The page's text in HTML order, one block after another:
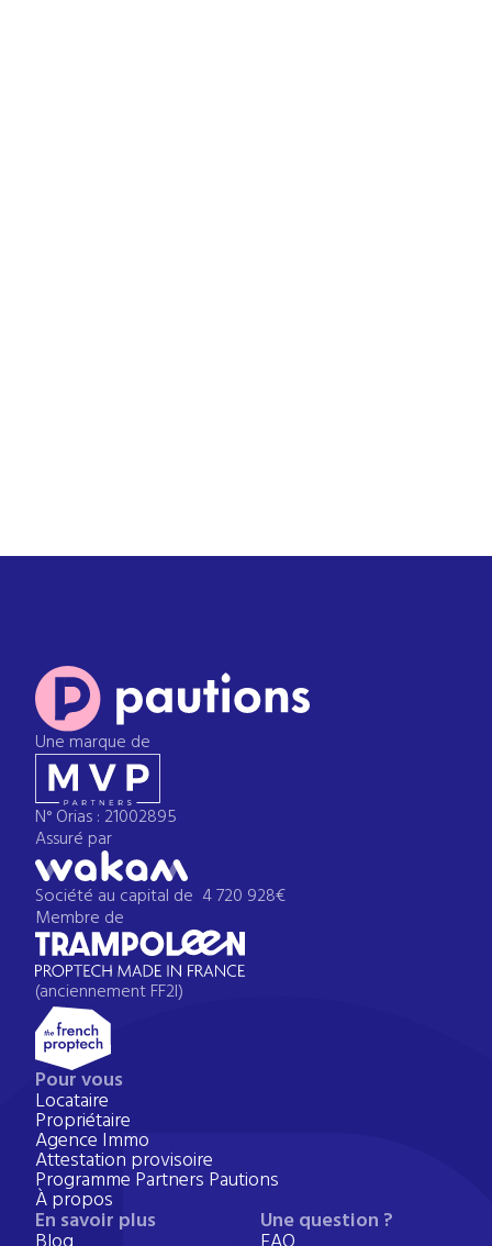
Une marque de
N° Orias : 21002895
Assuré par
Société au capital de 4 720 928€
Membre de
(anciennement FF2I)
Pour vous
Locataire
Propriétaire
Agence Immo
Attestation provisoire
Programme Partners Pautions
À propos
En savoir plus Une question ?